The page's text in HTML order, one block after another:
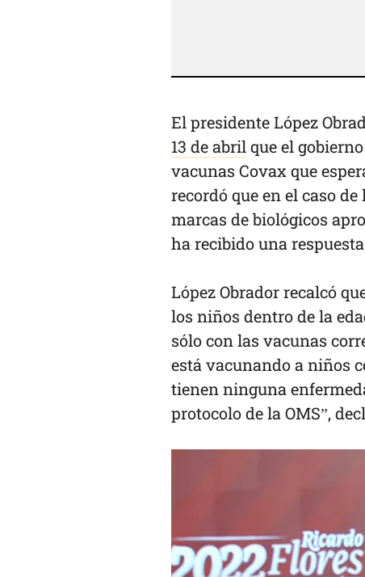
El presidente López
13 de abrilque el
vacunas Covax que
recordó que en el caso
marcas de biológicos
ha recibido una
López Obrador recalcó
los niños dentro de la
sólo con las vacunas
está vacunando a niños
tienen ninguna
protocolo de la OMS”,